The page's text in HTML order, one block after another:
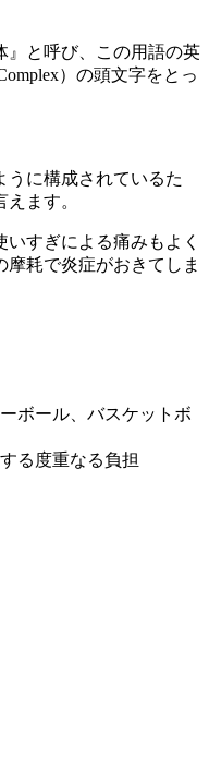
』と呼び、この用語の英
）の頭文字をとっ
うに構成されているた
ます。
すぎによる痛みもよく
耗で炎症がおきてしま
ボール、バスケットボ
る度重なる負担